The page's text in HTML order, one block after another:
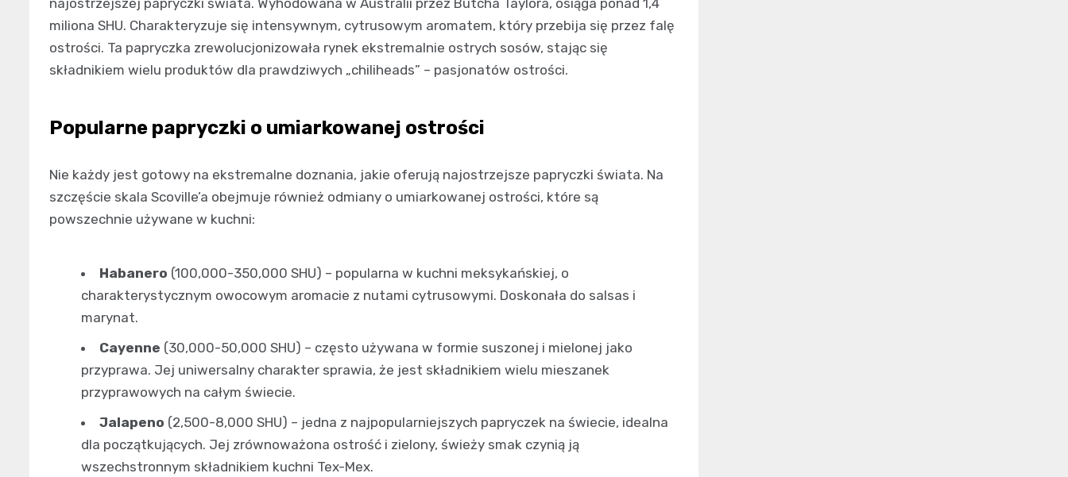
najostrzejszej papryczki świata. Wyhodowana w Australii przez Butcha Taylora, osiąga ponad 1,4
miliona SHU. Charakteryzuje się intensywnym, cytrusowym aromatem, który przebija się przez falę
ostrości. Ta papryczka zrewolucjonizowała rynek ekstremalnie ostrych sosów, stając się
składnikiem wielu produktów dla prawdziwych „chiliheads” – pasjonatów ostrości.
Popularne papryczki o umiarkowanej ostrości
Nie każdy jest gotowy na ekstremalne doznania, jakie oferują najostrzejsze papryczki świata. Na
szczęście skala Scoville’a obejmuje również odmiany o umiarkowanej ostrości, które są
powszechnie używane w kuchni:
Habanero (100,000-350,000 SHU) – popularna w kuchni meksykańskiej, o
charakterystycznym owocowym aromacie z nutami cytrusowymi. Doskonała do salsas i
marynat.
Cayenne (30,000-50,000 SHU) – często używana w formie suszonej i mielonej jako
przyprawa. Jej uniwersalny charakter sprawia, że jest składnikiem wielu mieszanek
przyprawowych na całym świecie.
Jalapeno (2,500-8,000 SHU) – jedna z najpopularniejszych papryczek na świecie, idealna
dla początkujących. Jej zrównoważona ostrość i zielony, świeży smak czynią ją
wszechstronnym składnikiem kuchni Tex-Mex.